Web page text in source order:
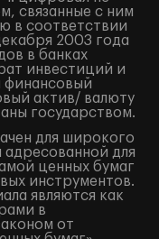
связанные с ним
в соответствии
2003 года
в банках
инвестиций и
финансовый
актив/ валюту
государством.
для широкого
адресованной для
ценных бумаг
инструментов.
являются как
в
от